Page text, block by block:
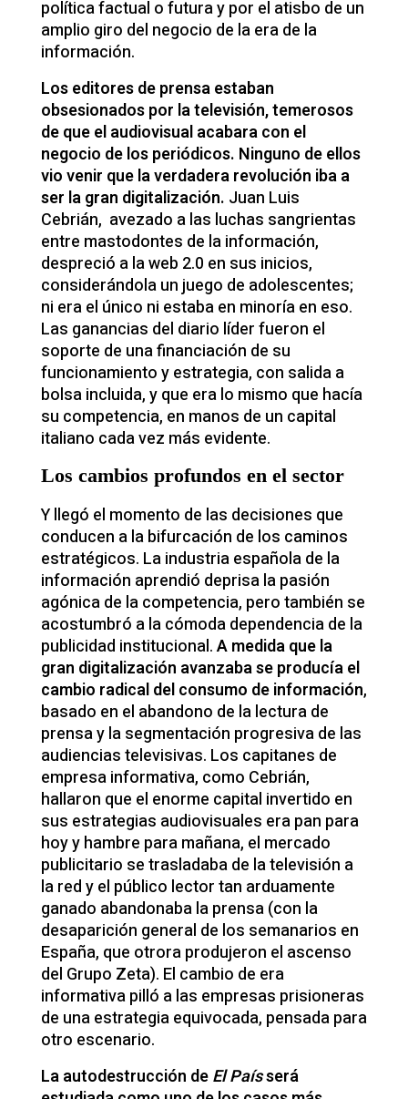
política factual o futura y por el atisbo de un
amplio giro del negocio de la era de la
información.
Los editores de prensa estaban
obsesionados por la televisión, temerosos
de que el audiovisual acabara con el
negocio de los periódicos. Ninguno de ellos
vio venir que la verdadera revolución iba a
ser la gran digitalización. Juan Luis
Cebrián, avezado a las luchas sangrientas
entre mastodontes de la información,
despreció a la web 2.0 en sus inicios,
considerándola un juego de adolescentes;
ni era el único ni estaba en minoría en eso.
Las ganancias del diario líder fueron el
soporte de una financiación de su
funcionamiento y estrategia, con salida a
bolsa incluida, y que era lo mismo que hacía
su competencia, en manos de un capital
italiano cada vez más evidente.
Los cambios profundos en el sector
Y llegó el momento de las decisiones que
conducen a la bifurcación de los caminos
estratégicos. La industria española de la
información aprendió deprisa la pasión
agónica de la competencia, pero también se
acostumbró a la cómoda dependencia de la
publicidad institucional.A medida que la
gran digitalización avanzaba se producía el
cambio radical del consumo de información,
basado en el abandono de la lectura de
prensa y la segmentación progresiva de las
audiencias televisivas. Los capitanes de
empresa informativa, como Cebrián,
hallaron que el enorme capital invertido en
sus estrategias audiovisuales era pan para
hoy y hambre para mañana, el mercado
publicitario se trasladaba de la televisión a
la red y el público lector tan arduamente
ganado abandonaba la prensa (con la
desaparición general de los semanarios en
España, que otrora produjeron el ascenso
del Grupo Zeta). El cambio de era
informativa pilló a las empresas prisioneras
de una estrategia equivocada, pensada para
otro escenario.
La autodestrucción deEl Paísserá